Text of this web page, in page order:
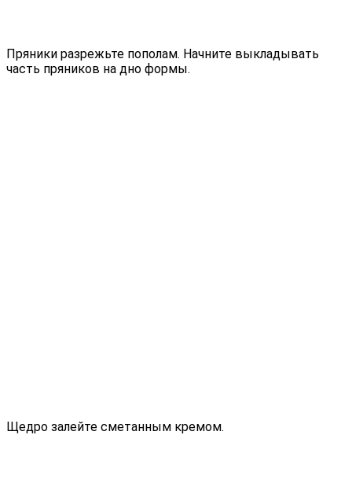
Пряники разрежьте пополам. Начните выкладывать
часть пряников на дно формы.
Щедро залейте сметанным кремом.